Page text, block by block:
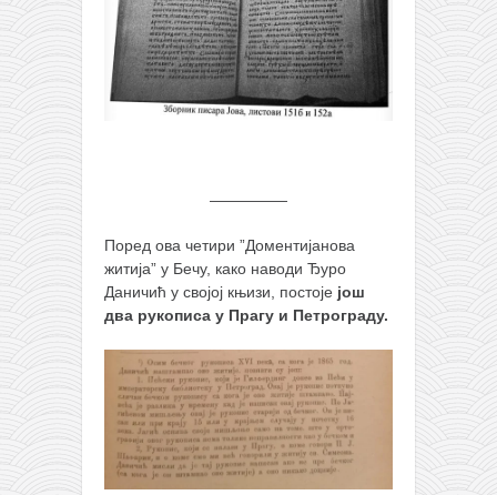
—————
Поред ова четири ”Доментијанова
житија” у Бечу, како наводи Ђуро
Даничић у својој књизи, постоје још
два рукописа у Прагу и Петрограду.